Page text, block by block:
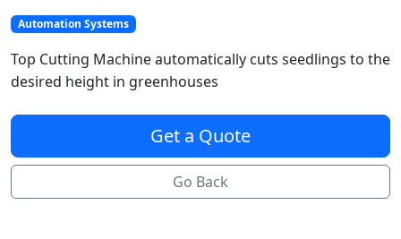
Automation Systems
Top Cutting Machine automatically cuts seedlings to the
desired height in greenhouses
Get a Quote
Go Back